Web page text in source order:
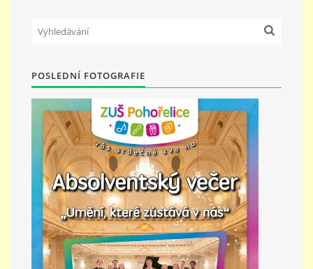
KURZY
KONTAKTY
PŘÍMĚSTSKÝ TÁBOR
MISS VÝTVARNÝ MODEL
ZAMĚSTNÁNÍ
DOTACE
POSLEDNÍ FOTOGRAFIE